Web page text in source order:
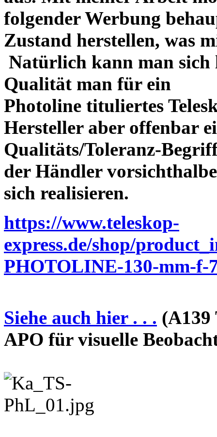
folgender Werbung
Zustand herstellen, was
Natürlich kann man sich
Qualität man für ein
Photoline tituliertes
Hersteller aber offenbar
Qualitäts/Toleranz-
der Händler
sich realisieren.
https://www.teleskop-
express.de/shop/
PHOTOLINE-130-mm-f-
Siehe auch hier . . . (A139
APO für visuelle